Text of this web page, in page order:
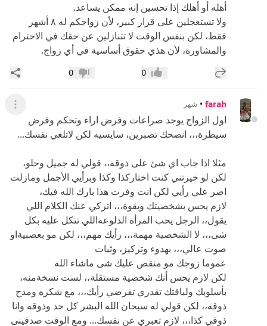
أهله أو أهلك إذا تحسين إنه ممكن يساعد.
ولا تستعجلين على قرار كبير، لأن زواجكم له ٨ أشهر
فقط، لكن بنفس الوقت لا تتنازلين عن حقك في الاحترام
والمشاورة، لأن هذي حقوق أساسية في أي زواج.
إضافة رد جديد إعجاب0 عدم إعجاب
0
farah
• شهر عرض
اول الزواج يوجد صراعات وفرض اراء وتحكم وفرض
سيطرة،،، انصحك تصبرين، سايسيه لكن لاتلغي نفسك...
مثلا اذا جاب اي شئ على ذوقه،، قولي له جميل وحلو،
لكن لو خيرتني كنت اختاركذا وكذا وبرأيي الأجمل ومازلت
اصر علي رأيي لكن انت وفرت هذا بارك الله فيك،
لازم يحس بشخصيتك وبقوة،،، اتركي عنك الكلام اللي
يقول،، الرجل يحب المرأة الدلوعةاللي تتكل عليه بكل
شى،،، لا الشخصية مهمة،،، رأيك مهم،،، لكن مو بعصبيةاو
صوت عالي،،، بهدوء وتركيز، وثبات
عموما زوجك مو منقص عليك شى ماشاء الله
لكن لازم يحس أنك شخصية مستقلة،، لست نسخةمنه،
بأسلوبك ولباقتك تقدري تفرضي رأيك،،، مع شكره ومدح
ذوقه،، لكن قولي له سبحان الله البشر كل حد وذوقه وانا
ذوقي كذا،،، لازم تعبري عن نفسك... ومع الوقت صدقينى